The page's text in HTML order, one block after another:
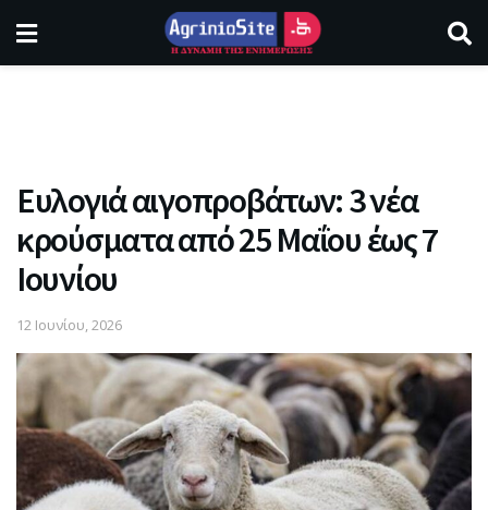
Ευλογιά αιγοπροβάτων: 3 νέα
κρούσματα από 25 Μαΐου έως 7
Ιουνίου
12 Ιουνίου, 2026